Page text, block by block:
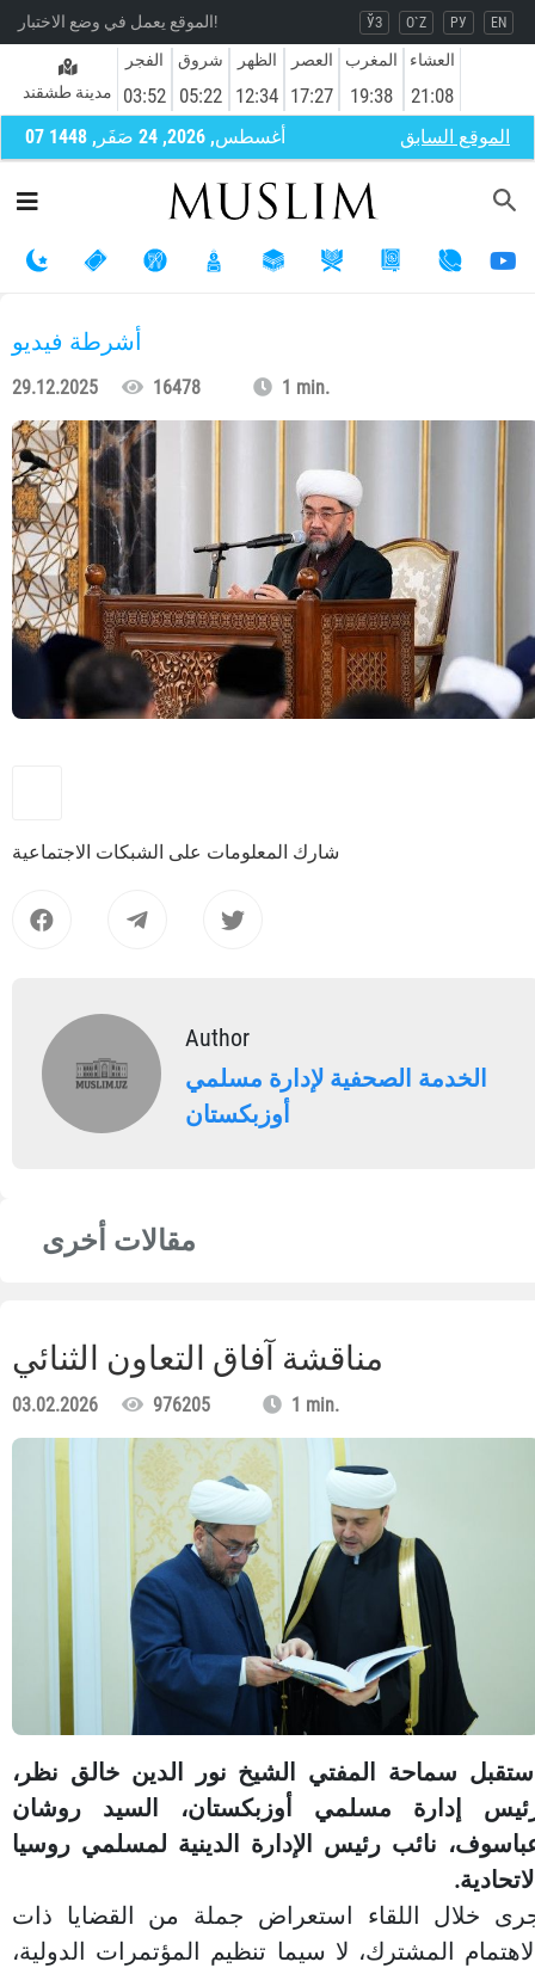
الموقع يعمل في وضع الاختبار! ЎЗ O`Z РУ EN
مدينة طشقند
الفجر
03:52
شروق
05:22
الظهر
12:34
العصر
17:27
المغرب
19:38
العشاء
21:08
07 أغسطس, 2026, 24 صَفَر, 1448 الموقع السابق
أشرطة فيديو
29.12.2025 16478 1 min.
شارك المعلومات على الشبكات الاجتماعية
Author
الخدمة الصحفية لإدارة مسلمي
أوزبكستان
مقالات أخرى
مناقشة آفاق التعاون الثنائي
03.02.2026 976205 1 min.
سماحة المفتي الشيخ نور الدين خالق نظر،
إدارة مسلمي أوزبكستان، السيد روشان
نائب رئيس الإدارة الدينية لمسلمي روسيا
خلال اللقاء استعراض جملة من القضايا ذات
المشترك، لا سيما تنظيم المؤتمرات الدولية،